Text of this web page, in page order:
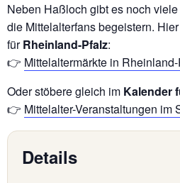
Neben Haßloch gibt es noch
die Mittelalterfans begeistern.
fürRheinland-Pfalz:
👉 Mittelaltermärkte in
Oder stöbere gleich im Kalender
👉 Mittelalter-Veranstaltungen im
Details